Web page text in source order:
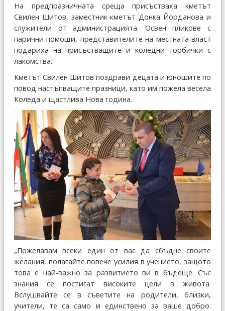
На предпразничната среща присъстваха кметът
Свилен Шитов, заместник-кметът Донка Йорданова и
служители от администрацията. Освен пликове с
парични помощи, представителите на местната власт
подариха на присъстващите и коледни торбички с
лакомства.
Кметът Свилен Шитов поздрави децата и юношите по
повод настъпващите празници, като им пожела весела
Коледа и щастлива Нова година.
„Пожелавам всеки един от вас да сбъдне своите
желания, полагайте повече усилия в учението, защото
това е най-важно за развитието ви в бъдеще. Със
знания се постигат високите цели в живота.
Вслушвайте се в съветите на родители, близки,
учители, те са само и единствено за ваше добро.